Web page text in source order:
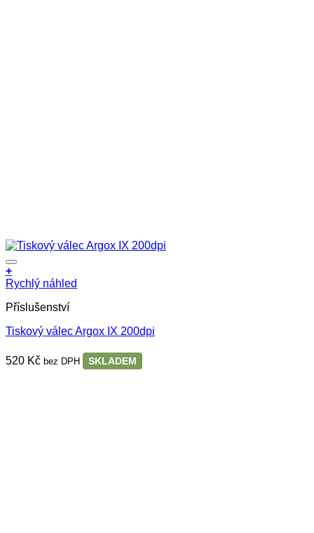
+
Rychlý náhled
Příslušenství
Tiskový válec Argox IX 200dpi
520 Kč bez DPH SKLADEM